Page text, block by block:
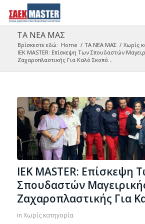
ΤΑ ΝΕΑ ΜΑΣ
Βρίσκεστε εδώ: Home / ΤΑ ΝΕΑ ΜΑΣ / Χωρίς
IEK MASTER: Επίσκεψη Των Σπουδαστών
Ζαχαροπλαστικής Για Καλό Σκοπό...
IEK MASTER: Επίσκεψη
Σπουδαστών
Ζαχαροπλαστικής Για
in Χωρίς κατηγορία